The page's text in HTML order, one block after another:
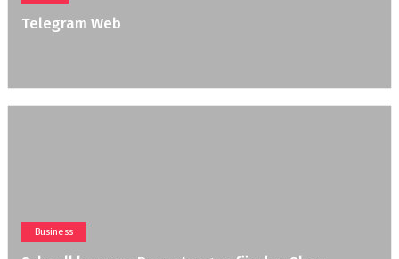
Telegram Web
Business